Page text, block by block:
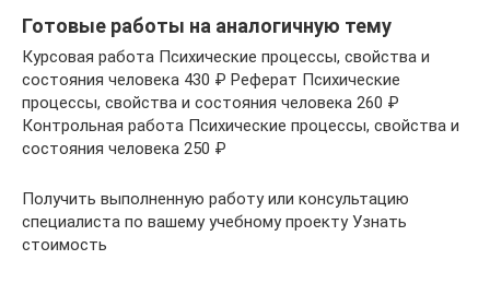
Готовые работы на аналогичную тему
Курсовая работа Психические процессы, свойства и
состояния человека 430 ₽ Реферат Психические
процессы, свойства и состояния человека 260 ₽
Контрольная работа Психические процессы, свойства и
состояния человека 250 ₽
Получить выполненную работу или консультацию
специалиста по вашему учебному проекту Узнать
стоимость